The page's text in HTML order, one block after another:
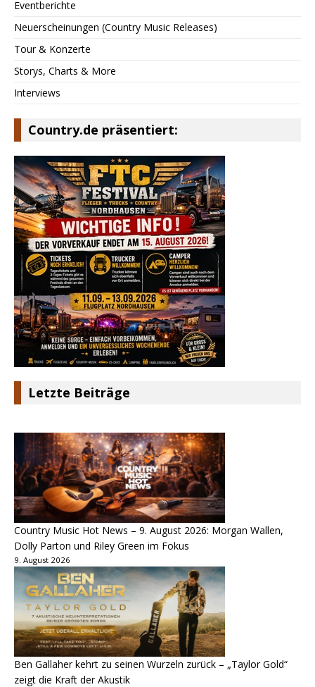
Eventberichte
Neuerscheinungen (Country Music Releases)
Tour & Konzerte
Storys, Charts & More
Interviews
Country.de präsentiert:
Letzte Beiträge
Country Music Hot News – 9. August 2026: Morgan Wallen,
Dolly Parton und Riley Green im Fokus
9. August 2026
Ben Gallaher kehrt zu seinen Wurzeln zurück – „Taylor Gold“
zeigt die Kraft der Akustik